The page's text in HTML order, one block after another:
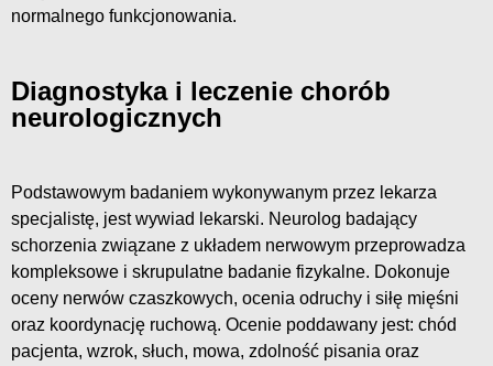
normalnego funkcjonowania.
Diagnostyka i leczenie chorób
neurologicznych
Podstawowym badaniem wykonywanym przez lekarza
specjalistę, jest wywiad lekarski. Neurolog badający
schorzenia związane z układem nerwowym przeprowadza
kompleksowe i skrupulatne badanie fizykalne. Dokonuje
oceny nerwów czaszkowych, ocenia odruchy i siłę mięśni
oraz koordynację ruchową. Ocenie poddawany jest: chód
pacjenta, wzrok, słuch, mowa, zdolność pisania oraz